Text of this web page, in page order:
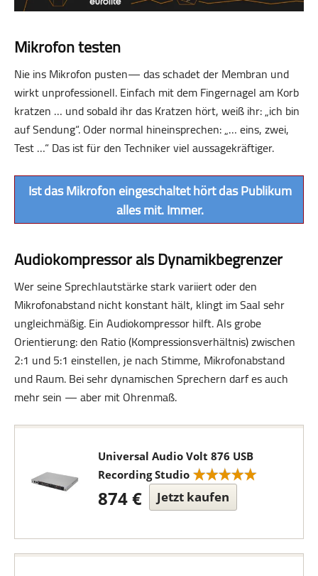
Mikrofon testen
Nie ins Mikrofon pusten— das schadet der Membran und
wirkt unprofessionell. Einfach mit dem Fingernagel am Korb
kratzen … und sobald ihr das Kratzen hört, weiß ihr: „ich bin
auf Sendung“. Oder normal hineinsprechen: „… eins, zwei,
Test …“ Das ist für den Techniker viel aussagekräftiger.
Ist das Mikrofon eingeschaltet hört das Publikum
alles mit. Immer.
Audiokompressor als Dynamikbegrenzer
Wer seine Sprechlautstärke stark variiert oder den
Mikrofonabstand nicht konstant hält, klingt im Saal sehr
ungleichmäßig. Ein Audiokompressor hilft. Als grobe
Orientierung: den Ratio (Kompressionsverhältnis) zwischen
2:1 und 5:1 einstellen, je nach Stimme, Mikrofonabstand
und Raum. Bei sehr dynamischen Sprechern darf es auch
mehr sein — aber mit Ohrenmaß.
Universal Audio Volt 876 USB
Recording Studio
874 € Jetzt kaufen